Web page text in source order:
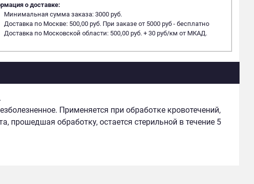
о доставке:
Минимальная сумма заказа: 3000 руб.
Доставка по Москве: 500,00 руб. При заказе от 5000 руб - бесплатно
Доставка по Московской области: 500,00 руб. + 30 руб/км от МКАД.
Применяется при обработке кровотечений,
прошедшая обработку, остается стерильной в течение 5